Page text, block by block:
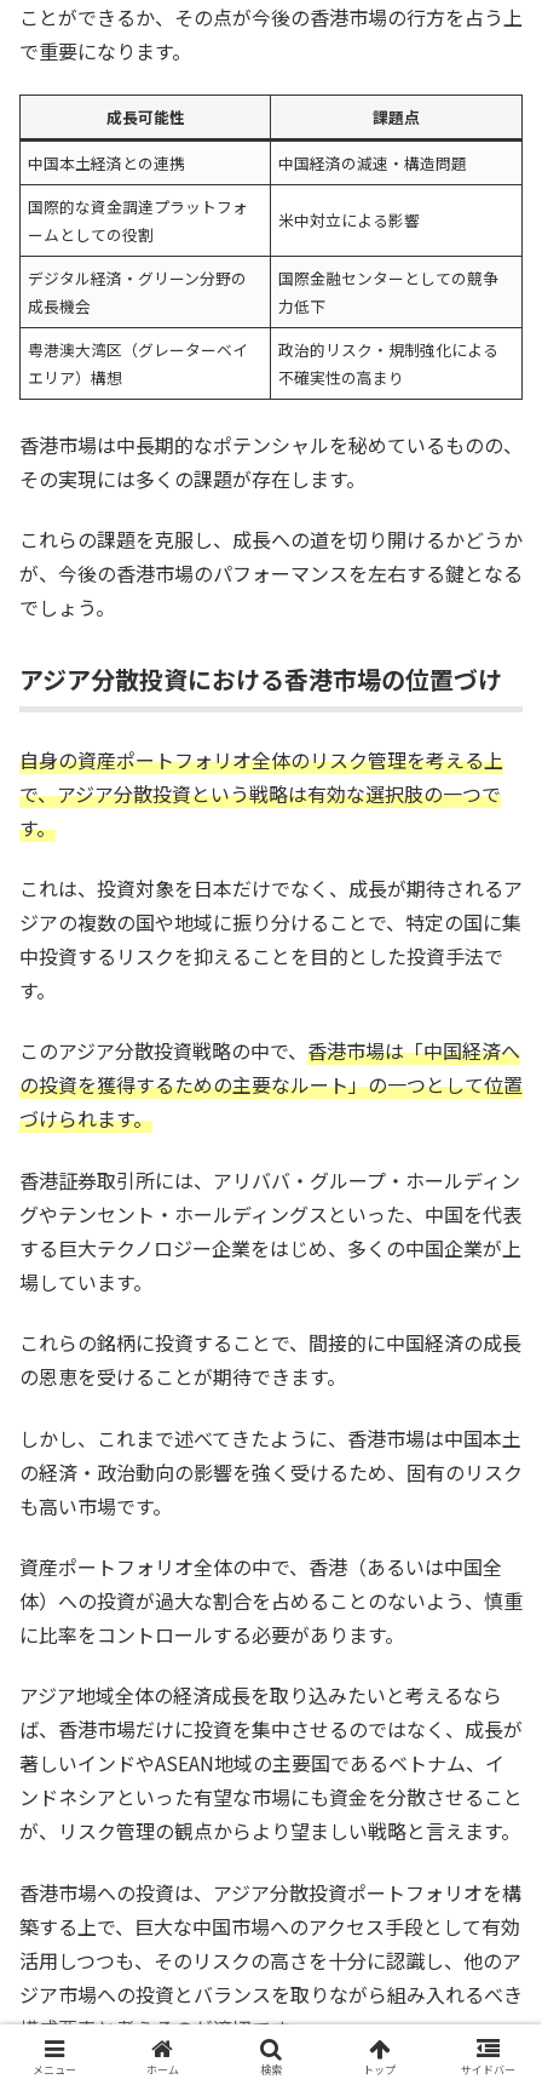
ことができるか、その点が今後の香港市場の行方を占う上
で重要になります。
成長可能性
課題点
中国本土経済との連携
中国経済の減速・構造問題
国際的な資金調達プラットフォ
ームとしての役割
米中対立による影響
デジタル経済・グリーン分野の
成長機会
国際金融センターとしての競争
力低下
粤港澳大湾区（グレーターベイ
エリア）構想
政治的リスク・規制強化による
不確実性の高まり
香港市場は中長期的なポテンシャルを秘めているものの、
その実現には多くの課題が存在します。
これらの課題を克服し、成長への道を切り開けるかどうか
が、今後の香港市場のパフォーマンスを左右する鍵となる
でしょう。
アジア分散投資における香港市場の位置づけ
自身の資産ポートフォリオ全体のリスク管理を考える上
で、アジア分散投資という戦略は有効な選択肢の一つで
す。
これは、投資対象を日本だけでなく、成長が期待されるア
ジアの複数の国や地域に振り分けることで、特定の国に集
中投資するリスクを抑えることを目的とした投資手法で
す。
このアジア分散投資戦略の中で、 香港市場は「中国経済へ
の投資を獲得するための主要なルート」の一つとして位置
づけられます。
香港証券取引所には、アリババ・グループ・ホールディン
グやテンセント・ホールディングスといった、中国を代表
する巨大テクノロジー企業をはじめ、多くの中国企業が上
場しています。
これらの銘柄に投資することで、間接的に中国経済の成長
の恩恵を受けることが期待できます。
しかし、これまで述べてきたように、香港市場は中国本土
の経済・政治動向の影響を強く受けるため、固有のリスク
も高い市場です。
資産ポートフォリオ全体の中で、香港（あるいは中国全
体）への投資が過大な割合を占めることのないよう、慎重
に比率をコントロールする必要があります。
アジア地域全体の経済成長を取り込みたいと考えるなら
ば、香港市場だけに投資を集中させるのではなく、成長が
著しいインドやASEAN地域の主要国であるベトナム、イ
ンドネシアといった有望な市場にも資金を分散させること
が、リスク管理の観点からより望ましい戦略と言えます。
香港市場への投資は、アジア分散投資ポートフォリオを構
築する上で、巨大な中国市場へのアクセス手段として有効
活用しつつも、そのリスクの高さを十分に認識し、他のア
ジア市場への投資とバランスを取りながら組み入れるべき
構成要素と考えるのが適切です。
メニュー ホーム 検索 トップ サイドバー